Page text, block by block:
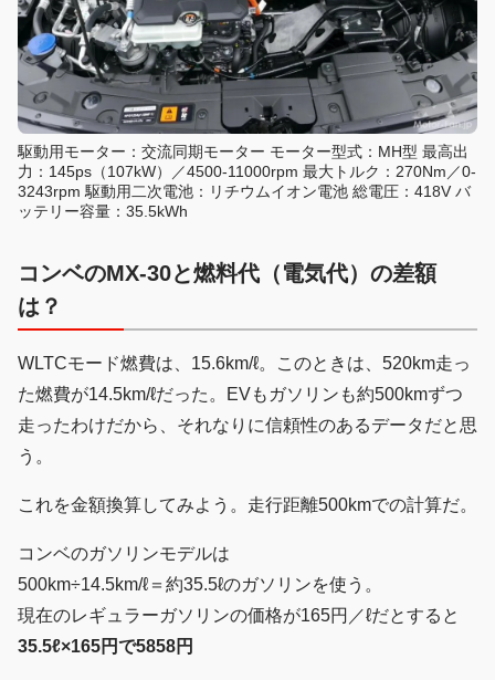
駆動用モーター：交流同期モーター モーター型式：MH型 最高出
力：145ps（107kW）／4500-11000rpm 最大トルク：270Nm／0-
3243rpm 駆動用二次電池：リチウムイオン電池 総電圧：418V バ
ッテリー容量：35.5kWh
コンベのMX-30と燃料代（電気代）の差額
は？
WLTCモード燃費は、15.6km/ℓ。このときは、520km走っ
た燃費が14.5km/ℓだった。EVもガソリンも約500kmずつ
走ったわけだから、それなりに信頼性のあるデータだと思
う。
これを金額換算してみよう。走行距離500kmでの計算だ。
コンベのガソリンモデルは
500km÷14.5km/ℓ＝約35.5ℓのガソリンを使う。
現在のレギュラーガソリンの価格が165円／ℓだとすると
35.5ℓ×165円で5858円